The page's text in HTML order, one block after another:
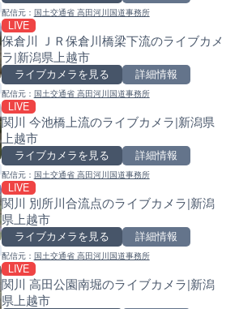
配信元： 国土交通省 高田河川国道事務所
LIVE
保倉川 ＪＲ保倉川橋梁下流のライブカメ
ラ|新潟県上越市
ライブカメラを見る 詳細情報
配信元： 国土交通省 高田河川国道事務所
LIVE
関川 今池橋上流のライブカメラ|新潟県
上越市
ライブカメラを見る 詳細情報
配信元： 国土交通省 高田河川国道事務所
LIVE
関川 別所川合流点のライブカメラ|新潟
県上越市
ライブカメラを見る 詳細情報
配信元： 国土交通省 高田河川国道事務所
LIVE
関川 高田公園南堀のライブカメラ|新潟
県上越市